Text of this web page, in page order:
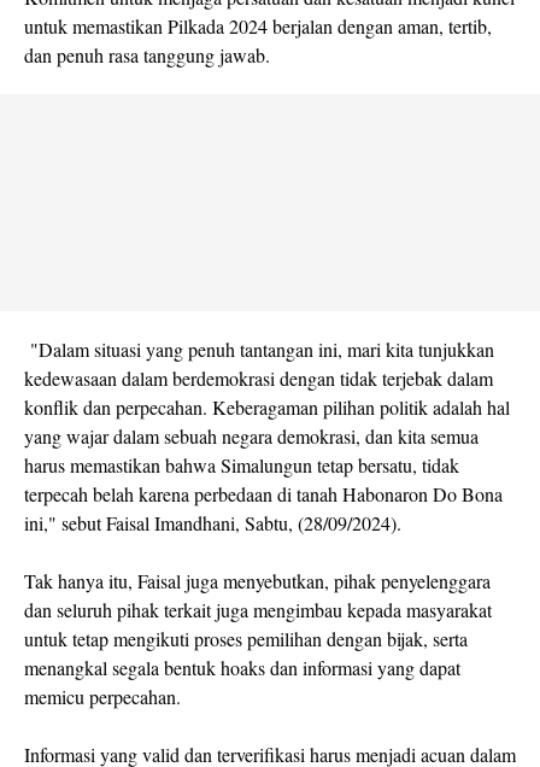
untuk memastikan Pilkada 2024 berjalan dengan aman, tertib,
dan penuh rasa tanggung jawab.
"Dalam situasi yang penuh tantangan ini, mari kita tunjukkan
kedewasaan dalam berdemokrasi dengan tidak terjebak dalam
konflik dan perpecahan. Keberagaman pilihan politik adalah hal
yang wajar dalam sebuah negara demokrasi, dan kita semua
harus memastikan bahwa Simalungun tetap bersatu, tidak
terpecah belah karena perbedaan di tanah Habonaron Do Bona
ini," sebut Faisal Imandhani, Sabtu, (28/09/2024).
Tak hanya itu, Faisal juga menyebutkan, pihak penyelenggara
dan seluruh pihak terkait juga mengimbau kepada masyarakat
untuk tetap mengikuti proses pemilihan dengan bijak, serta
menangkal segala bentuk hoaks dan informasi yang dapat
memicu perpecahan.
Informasi yang valid dan terverifikasi harus menjadi acuan dalam